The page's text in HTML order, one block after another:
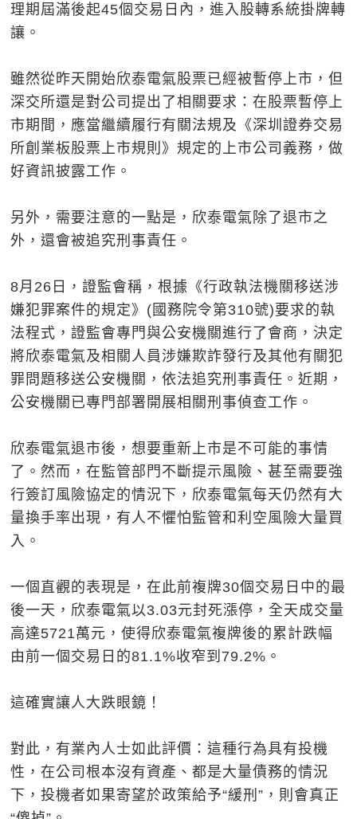
理期屆滿後起45個交易日內，進入股轉系統掛牌轉
讓。
雖然從昨天開始欣泰電氣股票已經被暫停上市，但
深交所還是對公司提出了相關要求：在股票暫停上
市期間，應當繼續履行有關法規及《深圳證券交易
所創業板股票上市規則》規定的上市公司義務，做
好資訊披露工作。
另外，需要注意的一點是，欣泰電氣除了退市之
外，還會被追究刑事責任。
8月26日，證監會稱，根據《行政執法機關移送涉
嫌犯罪案件的規定》(國務院令第310號)要求的執
法程式，證監會專門與公安機關進行了會商，決定
將欣泰電氣及相關人員涉嫌欺詐發行及其他有關犯
罪問題移送公安機關，依法追究刑事責任。近期，
公安機關已專門部署開展相關刑事偵查工作。
欣泰電氣退市後，想要重新上市是不可能的事情
了。然而，在監管部門不斷提示風險、甚至需要強
行簽訂風險協定的情況下，欣泰電氣每天仍然有大
量換手率出現，有人不懼怕監管和利空風險大量買
入。
一個直觀的表現是，在此前複牌30個交易日中的最
後一天，欣泰電氣以3.03元封死漲停，全天成交量
高達5721萬元，使得欣泰電氣複牌後的累計跌幅
由前一個交易日的81.1%收窄到79.2%。
這確實讓人大跌眼鏡！
對此，有業內人士如此評價：這種行為具有投機
性，在公司根本沒有資產、都是大量債務的情況
下，投機者如果寄望於政策給予“緩刑”，則會真正